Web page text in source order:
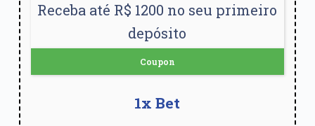
Receba até R$ 1200 no seu primeiro
depósito
Coupon
1x Bet